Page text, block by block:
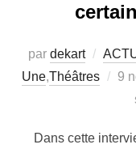
par dekart
Une,Théâtres 9
Dans cette